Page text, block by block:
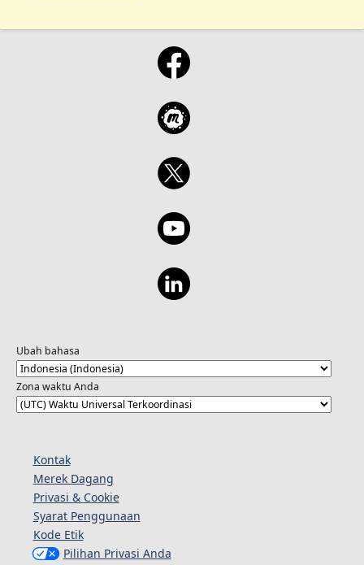
Ubah bahasa
Zona waktu Anda
Kontak
Merek Dagang
Privasi & Cookie
Syarat Penggunaan
Kode Etik
Pilihan Privasi Anda